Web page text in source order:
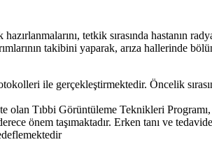
tetkik sırasında hastanın
takibini yaparak, arıza hallerinde
ile gerçekleştirmektedir. Öncelik
Tıbbi Görüntüleme Teknikleri Programı,
önem taşımaktadır. Erken tanı ve